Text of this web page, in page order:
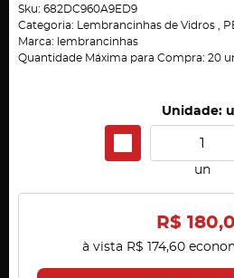
Sku: 682DC960A9ED9
Categoria:
Lembrancinhas de Vidros
Marca: lembrancinhas
Quantidade Máxima para Compra: 20
Unidade:
un
R$
à vista R$ 174,60